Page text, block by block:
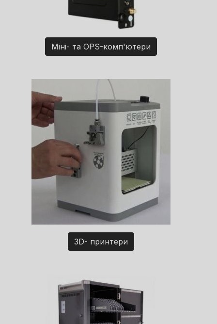
Міні- та OPS-комп'ютери
3D- принтери